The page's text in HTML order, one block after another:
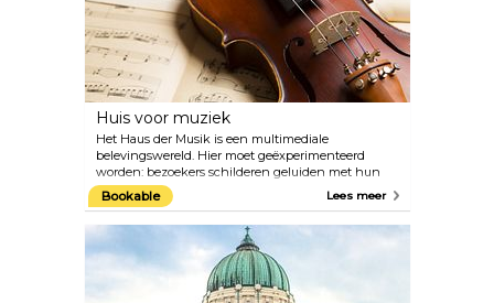
Elisabeth zijn hier ook te zien. Je kunt ook
legendarische schatten ontdekken zoals de Heilige
Lans uit de 8e eeuw, de grootste gesneden smaragd
ter wereld en de hoorn van de fantastische
eenhoorn.
Huis voor muziek
Het Haus der Musik is een multimediale
belevingswereld. Hier moet geëxperimenteerd
worden: bezoekers schilderen geluiden met hun
vingers en regisseren het Wiener Philharmonisch
Orkest. De akoestische reis varieert van prenatale
hoorervaringen over de ontwikkeling van het
menselijk oor en de eerste muziekinstrumenten tot
en met de geluiden van de kosmos. Genieën zoals
Wolfgang Amadeus Mozart en Johann Strauss
krijgen originele partituren, programma's, kostuums
Bookable Lees meer